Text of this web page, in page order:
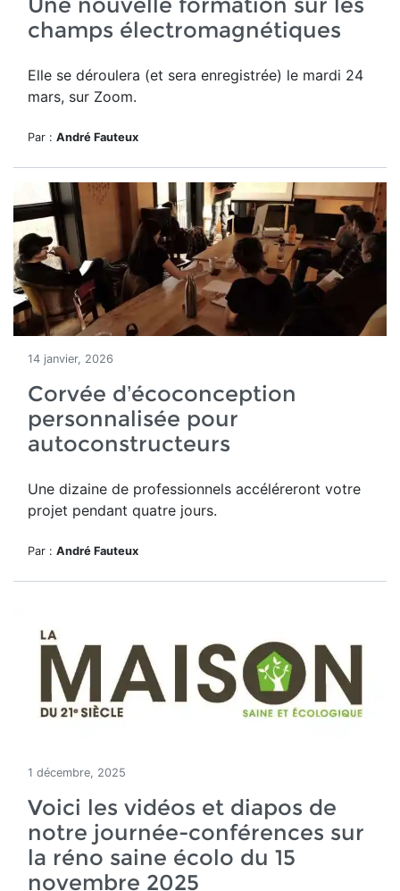
champs électromagnétiques
Elle se déroulera (et sera enregistrée) le mardi 24
mars, sur Zoom.
Par : André Fauteux
14 janvier, 2026
Corvée d’écoconception
personnalisée pour
autoconstructeurs
Une dizaine de professionnels accéléreront votre
projet pendant quatre jours.
Par : André Fauteux
1 décembre, 2025
Voici les vidéos et diapos de
notre journée-conférences sur
la réno saine écolo du 15
novembre 2025